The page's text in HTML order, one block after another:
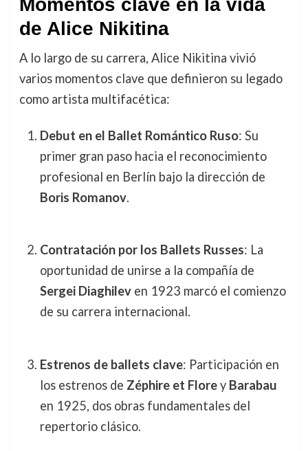
Momentos clave en la vida
de Alice Nikitina
A lo largo de su carrera, Alice Nikitina vivió
varios momentos clave que definieron su legado
como artista multifacética:
Debut en el Ballet Romántico Ruso: Su
primer gran paso hacia el reconocimiento
profesional en Berlín bajo la dirección de
Boris Romanov.
Contratación por los Ballets Russes: La
oportunidad de unirse a la compañía de
Sergei Diaghileven 1923 marcó el comienzo
de su carrera internacional.
Estrenos de ballets clave: Participación en
los estrenos de Zéphire et Florey Barabau
en 1925, dos obras fundamentales del
repertorio clásico.